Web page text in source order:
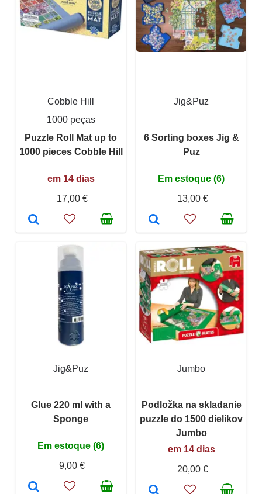
Cobble Hill
1000 peças
Puzzle Roll Mat up to
1000 pieces Cobble Hill
em 14 dias
17,00 €
Jig&Puz
6 Sorting boxes Jig &
Puz
Em estoque (6)
13,00 €
Jig&Puz
Glue 220 ml with a
Sponge
Em estoque (6)
9,00 €
Jumbo
Podložka na skladanie
puzzle do 1500 dielikov
Jumbo
em 14 dias
20,00 €